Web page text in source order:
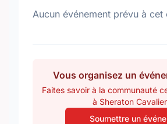
Aucun événement prévu à cet
Vous organisez un
Faites savoir à la communauté
à Sheraton
Soumettre un